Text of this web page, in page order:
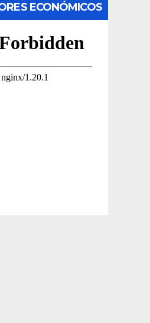
ECONÓMICOS